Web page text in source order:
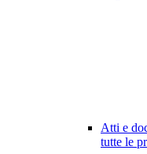
Atti e
tutte le